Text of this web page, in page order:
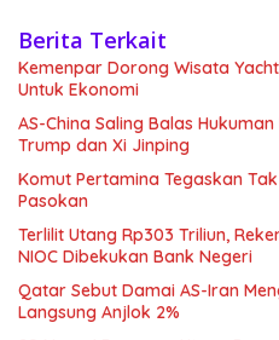
Berita Terkait
Kemenpar Dorong Wisata
Untuk Ekonomi
AS-China Saling Balas
Trump dan Xi Jinping
Komut Pertamina Tegaskan
Pasokan
Terlilit Utang Rp303 Triliun,
NIOC Dibekukan Bank Negeri
Qatar Sebut Damai AS-Iran
Langsung Anjlok 2%